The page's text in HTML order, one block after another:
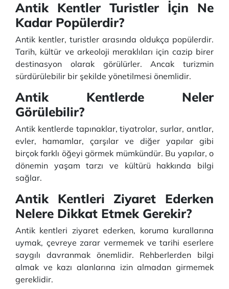
Antik Kentler Turistler İçin Ne
Kadar Popülerdir?
Antik kentler, turistler arasında oldukça popülerdir.
Tarih, kültür ve arkeoloji meraklıları için cazip birer
destinasyon olarak görülürler. Ancak turizmin
sürdürülebilir bir şekilde yönetilmesi önemlidir.
Antik Kentlerde Neler
Görülebilir?
Antik kentlerde tapınaklar, tiyatrolar, surlar, anıtlar,
evler, hamamlar, çarşılar ve diğer yapılar gibi
birçok farklı öğeyi görmek mümkündür. Bu yapılar, o
dönemin yaşam tarzı ve kültürü hakkında bilgi
sağlar.
Antik Kentleri Ziyaret Ederken
Nelere Dikkat Etmek Gerekir?
Antik kentleri ziyaret ederken, koruma kurallarına
uymak, çevreye zarar vermemek ve tarihi eserlere
saygılı davranmak önemlidir. Rehberlerden bilgi
almak ve kazı alanlarına izin almadan girmemek
gereklidir.